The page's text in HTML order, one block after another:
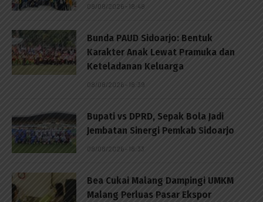
08/08/2026 - 18:48
Bunda PAUD Sidoarjo: Bentuk
Karakter Anak Lewat Pramuka dan
Keteladanan Keluarga
08/08/2026 - 18:39
Bupati vs DPRD, Sepak Bola Jadi
Jembatan Sinergi Pemkab Sidoarjo
08/08/2026 - 18:33
Bea Cukai Malang Dampingi UMKM
Malang Perluas Pasar Ekspor